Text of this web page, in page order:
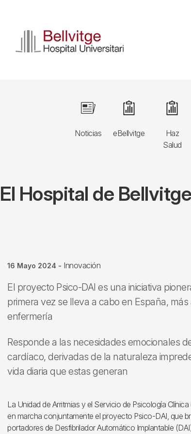
contenido
principal
Noticias
Image
eBellvitge
Image
Haz
Salud
Image
El Hospital de
16 Mayo 2024 - Innovación
El proyecto Psico-DAI es una iniciativa
primera vez se lleva a cabo en España,
enfermería
Responde a las necesidades emocionales
cardíaco, derivadas de la naturaleza
vida diaria que estas generan
La Unidad de Arritmias y el Servicio de Psicología
en marcha conjuntamente el proyecto Psico-DAI, que
portadores de Desfibrilador Automático Implantable